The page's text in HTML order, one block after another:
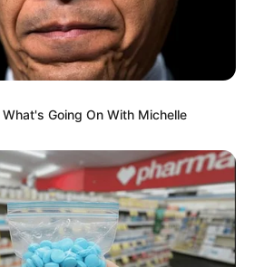
Going On With Michelle